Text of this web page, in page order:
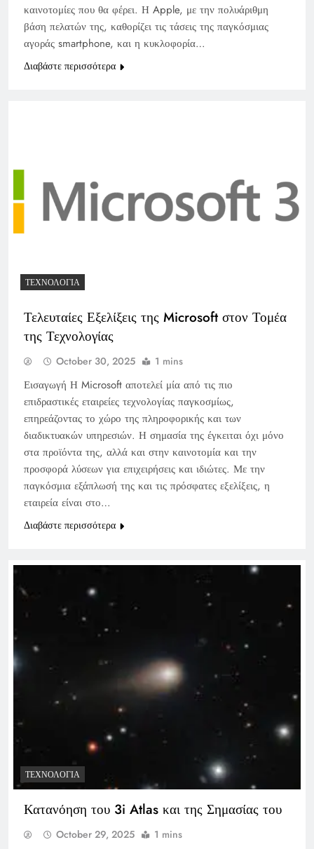
καινοτομίες που θα φέρει. Η Apple, με την πολυάριθμη
βάση πελατών της, καθορίζει τις τάσεις της παγκόσμιας
αγοράς smartphone, και η κυκλοφορία…
Διαβάστε περισσότερα
ΤΕΧΝΟΛΟΓΊΑ
Τελευταίες Εξελίξεις της Microsoft στον Τομέα
της Τεχνολογίας
October 30, 2025 1 mins
Εισαγωγή Η Microsoft αποτελεί μία από τις πιο
επιδραστικές εταιρείες τεχνολογίας παγκοσμίως,
επηρεάζοντας το χώρο της πληροφορικής και των
διαδικτυακών υπηρεσιών. Η σημασία της έγκειται όχι μόνο
στα προϊόντα της, αλλά και στην καινοτομία και την
προσφορά λύσεων για επιχειρήσεις και ιδιώτες. Με την
παγκόσμια εξάπλωσή της και τις πρόσφατες εξελίξεις, η
εταιρεία είναι στο…
Διαβάστε περισσότερα
ΤΕΧΝΟΛΟΓΊΑ
Κατανόηση του 3i Atlas και της Σημασίας του
October 29, 2025 1 mins